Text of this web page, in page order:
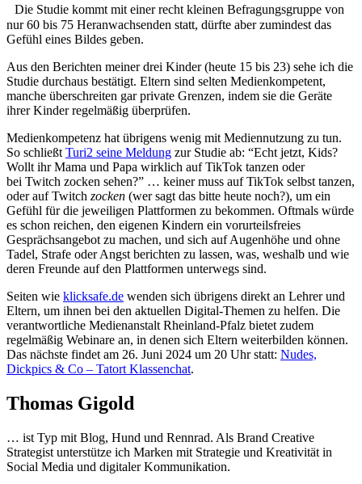
Die Studie kommt mit einer recht kleinen Befragungsgruppe von
nur 60 bis 75 Heranwachsenden statt, dürfte aber zumindest das
Gefühl eines Bildes geben.
Aus den Berichten meiner drei Kinder (heute 15 bis 23) sehe ich die
Studie durchaus bestätigt. Eltern sind selten Medienkompetent,
manche überschreiten gar private Grenzen, indem sie die Geräte
ihrer Kinder regelmäßig überprüfen.
Medienkompetenz hat übrigens wenig mit Mediennutzung zu tun.
So schließt Turi2 seine Meldung zur Studie ab: “Echt jetzt, Kids?
Wollt ihr Mama und Papa wirklich auf TikTok tanzen oder
bei Twitch zocken sehen?” … keiner muss auf TikTok selbst tanzen,
oder auf Twitch zocken (wer sagt das bitte heute noch?), um ein
Gefühl für die jeweiligen Plattformen zu bekommen. Oftmals würde
es schon reichen, den eigenen Kindern ein vorurteilsfreies
Gesprächsangebot zu machen, und sich auf Augenhöhe und ohne
Tadel, Strafe oder Angst berichten zu lassen, was, weshalb und wie
deren Freunde auf den Plattformen unterwegs sind.
Seiten wie klicksafe.de wenden sich übrigens direkt an Lehrer und
Eltern, um ihnen bei den aktuellen Digital-Themen zu helfen. Die
verantwortliche Medienanstalt Rheinland-Pfalz bietet zudem
regelmäßig Webinare an, in denen sich Eltern weiterbilden können.
Das nächste findet am 26. Juni 2024 um 20 Uhr statt: Nudes,
Dickpics & Co – Tatort Klassenchat.
Thomas Gigold
… ist Typ mit Blog, Hund und Rennrad. Als Brand Creative
Strategist unterstütze ich Marken mit Strategie und Kreativität in
Social Media und digitaler Kommunikation.